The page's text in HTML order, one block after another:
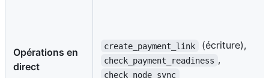
Opérations en
direct
create_payment_link (écriture),
check_payment_readiness ,
check_node_sync